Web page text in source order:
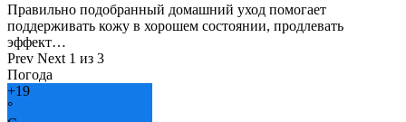
Правильно подобранный домашний уход помогает
поддерживать кожу в хорошем состоянии, продлевать
эффект…
Prev Next 1 из 3
Погода
+19
°